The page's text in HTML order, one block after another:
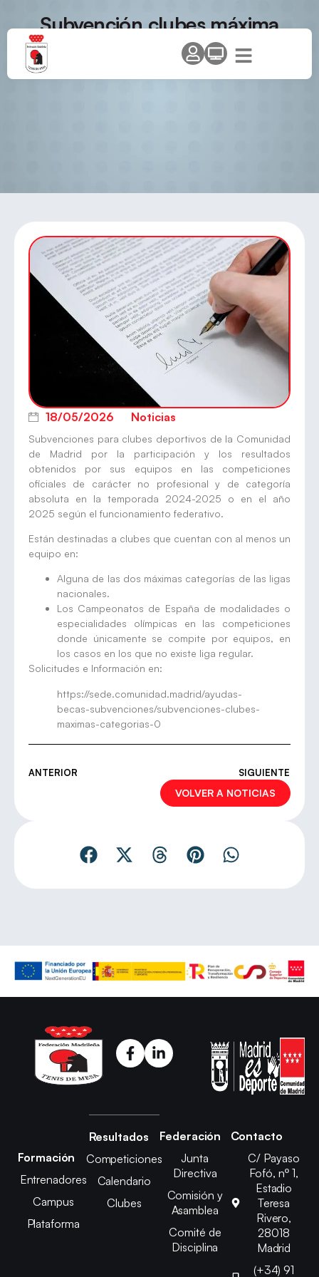
Subvención clubes máxima
categorías 2026
18/05/2026 Noticias
Subvenciones para clubes deportivos de la Comunidad
de Madrid por la participación y los resultados
obtenidos por sus equipos en las competiciones
oficiales de carácter no profesional y de categoría
absoluta en la temporada 2024-2025 o en el año
2025 según el funcionamiento federativo.
Están destinadas a clubes que cuentan con al menos un
equipo en:
Alguna de las dos máximas categorías de las ligas
nacionales.
Los Campeonatos de España de modalidades o
especialidades olímpicas en las competiciones
donde únicamente se compite por equipos, en
los casos en los que no existe liga regular.
Solicitudes e Información en:
https://sede.comunidad.madrid/ayudas-
becas-subvenciones/subvenciones-clubes-
maximas-categorias-0
ANTERIOR SIGUIENTE
VOLVER A NOTICIAS
Formación
Entrenadores
Campus
Plataforma
Resultados
Competiciones
Calendario
Clubes
Federación
Junta
Directiva
Comisión y
Asamblea
Comité de
Disciplina
Contacto
C/ Payaso
Fofó, nº 1,
Estadio
Teresa
Rivero,
28018
Madrid
(+34) 91